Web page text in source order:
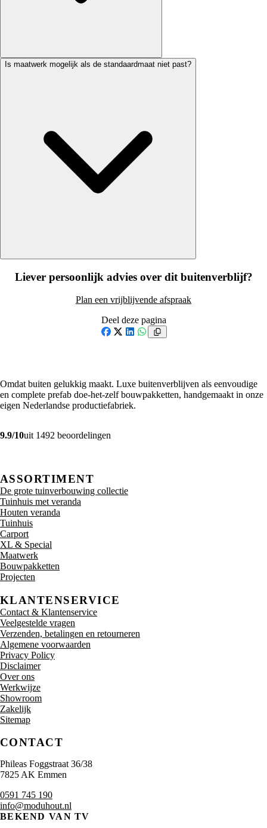
Is maatwerk mogelijk als de standaardmaat niet past?
Liever persoonlijk advies over dit buitenverblijf?
Plan een vrijblijvende afspraak
Deel deze pagina
Omdat buiten gelukkig maakt. Luxe buitenverblijven als eenvoudige
en complete prefab doe-het-zelf bouwpakketten, handgemaakt in onze
eigen Nederlandse productiefabriek.
9.9/10uit 1492 beoordelingen
ASSORTIMENT
De grote tuinverbouwing collectie
Tuinhuis met veranda
Houten veranda
Tuinhuis
Carport
XL & Special
Maatwerk
Bouwpakketten
Projecten
KLANTENSERVICE
Contact & Klantenservice
Veelgestelde vragen
Verzenden, betalingen en retourneren
Algemene voorwaarden
Privacy Policy
Disclaimer
Over ons
Werkwijze
Showroom
Zakelijk
Sitemap
CONTACT
Phileas Foggstraat 36/38
7825 AK Emmen
0591 745 190
info@moduhout.nl
BEKEND VAN TV